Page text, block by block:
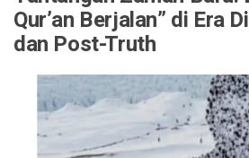
Qur’an Berjalan” di Era
dan Post-Truth